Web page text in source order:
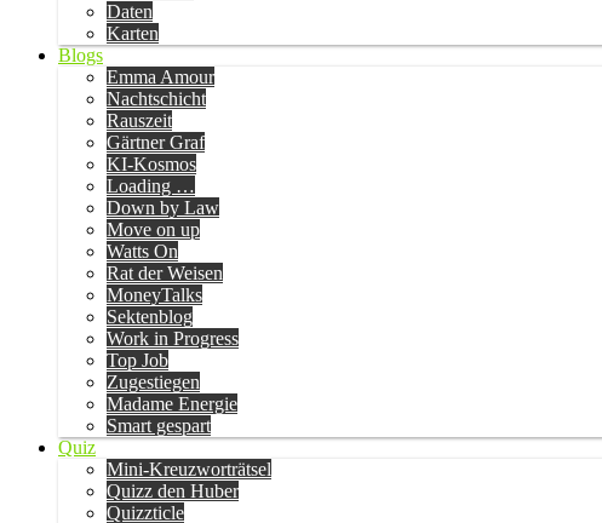
Daten
Karten
Blogs
Emma Amour
Nachtschicht
Rauszeit
Gärtner Graf
KI-Kosmos
Loading …
Down by Law
Move on up
Watts On
Rat der Weisen
MoneyTalks
Sektenblog
Work in Progress
Top Job
Zugestiegen
Madame Energie
Smart gespart
Quiz
Mini-Kreuzworträtsel
Quizz den Huber
Quizzticle